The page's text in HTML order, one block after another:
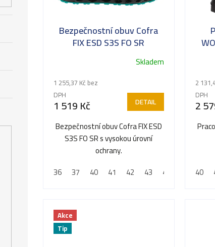
Bezpečnostní obuv Cofra
FIX ESD S3S FO SR
Skladem
1 255,37 Kč bez
DPH
1 519 Kč DETAIL
Bezpečnostní obuv Cofra FIX ESD
S3S FO SR s vysokou úrovní
ochrany.
36
37 40 41 42 43 44 46
je
5,0
z
2
DPH
2
40
Akce
Tip